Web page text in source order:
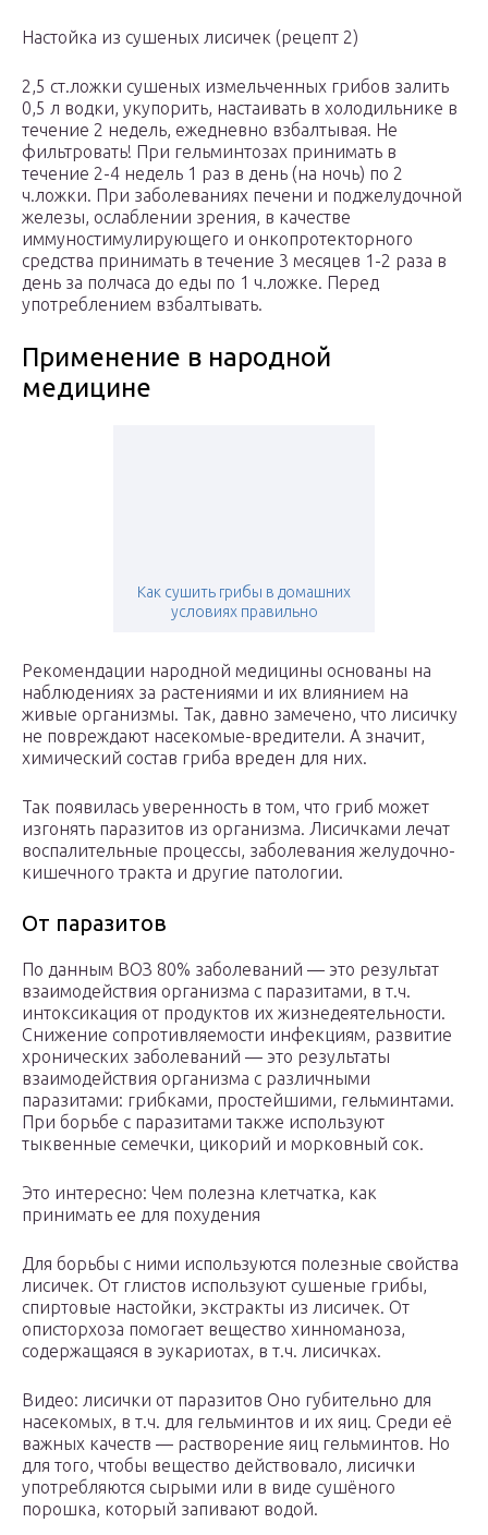
Настойка из сушеных лисичек (рецепт 2)
2,5 ст.ложки сушеных измельченных грибов залить
0,5 л водки, укупорить, настаивать в холодильнике в
течение 2 недель, ежедневно взбалтывая. Не
фильтровать! При гельминтозах принимать в
течение 2-4 недель 1 раз в день (на ночь) по 2
ч.ложки. При заболеваниях печени и поджелудочной
железы, ослаблении зрения, в качестве
иммуностимулирующего и онкопротекторного
средства принимать в течение 3 месяцев 1-2 раза в
день за полчаса до еды по 1 ч.ложке. Перед
употреблением взбалтывать.
Применение в народной
медицине
Как сушить грибы в домашних
условиях правильно
Рекомендации народной медицины основаны на
наблюдениях за растениями и их влиянием на
живые организмы. Так, давно замечено, что лисичку
не повреждают насекомые-вредители. А значит,
химический состав гриба вреден для них.
Так появилась уверенность в том, что гриб может
изгонять паразитов из организма. Лисичками лечат
воспалительные процессы, заболевания желудочно-
кишечного тракта и другие патологии.
От паразитов
По данным ВОЗ 80% заболеваний — это результат
взаимодействия организма с паразитами, в т.ч.
интоксикация от продуктов их жизнедеятельности.
Снижение сопротивляемости инфекциям, развитие
хронических заболеваний — это результаты
взаимодействия организма с различными
паразитами: грибками, простейшими, гельминтами.
При борьбе с паразитами также используют
тыквенные семечки, цикорий и морковный сок.
Это интересно: Чем полезна клетчатка, как
принимать ее для похудения
Для борьбы с ними используются полезные свойства
лисичек. От глистов используют сушеные грибы,
спиртовые настойки, экстракты из лисичек. От
описторхоза помогает вещество хинноманоза,
содержащаяся в эукариотах, в т.ч. лисичках.
Видео: лисички от паразитов Оно губительно для
насекомых, в т.ч. для гельминтов и их яиц. Среди её
важных качеств — растворение яиц гельминтов. Но
для того, чтобы вещество действовало, лисички
употребляются сырыми или в виде сушёного
порошка, который запивают водой.